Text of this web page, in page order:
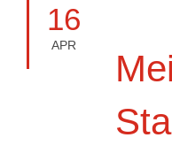
16
APR